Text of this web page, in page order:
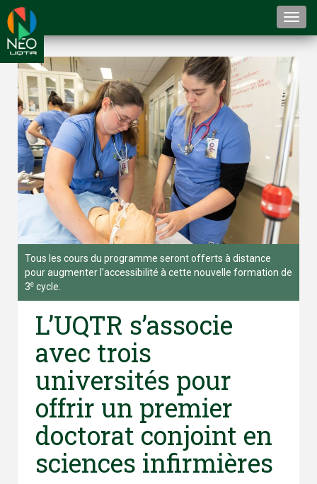
Tous les cours du programme seront offerts à distance
pour augmenter l'accessibilité à cette nouvelle formation de
3e cycle.
L’UQTR s’associe
avec trois
universités pour
offrir un premier
doctorat conjoint en
sciences infirmières